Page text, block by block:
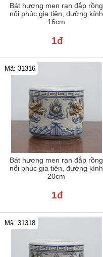
Bát hương men rạn đắp rồng
nổi phúc gia tiên, đường kính
16cm
1đ
Bát hương men rạn đắp rồng
nổi phúc gia tiên, đường kính
20cm
Mã: 31316
1đ
Mã: 31318